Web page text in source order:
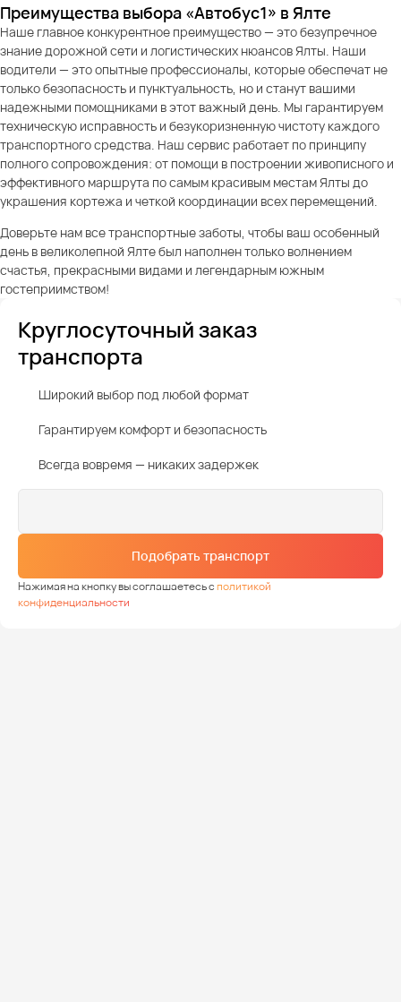
Преимущества выбора «Автобус1» в Ялте
Наше главное конкурентное преимущество — это безупречное
знание дорожной сети и логистических нюансов Ялты. Наши
водители — это опытные профессионалы, которые обеспечат не
только безопасность и пунктуальность, но и станут вашими
надежными помощниками в этот важный день. Мы гарантируем
техническую исправность и безукоризненную чистоту каждого
транспортного средства. Наш сервис работает по принципу
полного сопровождения: от помощи в построении живописного и
эффективного маршрута по самым красивым местам Ялты до
украшения кортежа и четкой координации всех перемещений.
Доверьте нам все транспортные заботы, чтобы ваш особенный
день в великолепной Ялте был наполнен только волнением
счастья, прекрасными видами и легендарным южным
гостеприимством!
Круглосуточный заказ
транспорта
Широкий выбор под любой формат
Гарантируем комфорт и безопасность
Всегда вовремя — никаких задержек
Подобрать транспорт
Нажимая на кнопку вы соглашаетесь сполитикой
конфиденциальности